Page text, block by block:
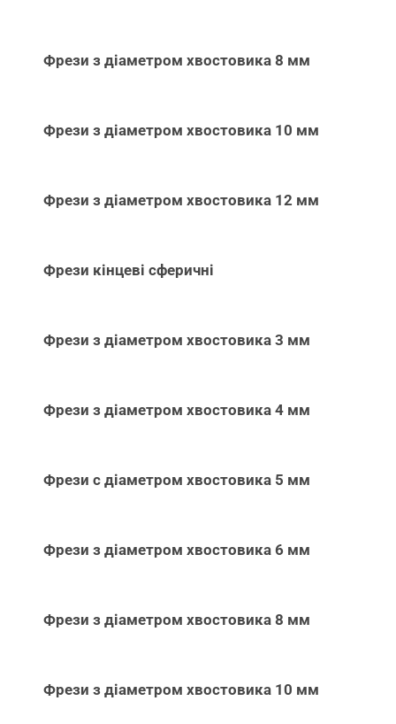
Фрези з діаметром хвостовика 8 мм
Фрези з діаметром хвостовика 10 мм
Фрези з діаметром хвостовика 12 мм
Фрези кінцеві сферичні
Фрези з діаметром хвостовика 3 мм
Фрези з діаметром хвостовика 4 мм
Фрези с діаметром хвостовика 5 мм
Фрези з діаметром хвостовика 6 мм
Фрези з діаметром хвостовика 8 мм
Фрези з діаметром хвостовика 10 мм